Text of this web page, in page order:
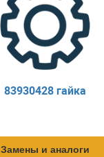
83930428 гайка
Замены и аналоги